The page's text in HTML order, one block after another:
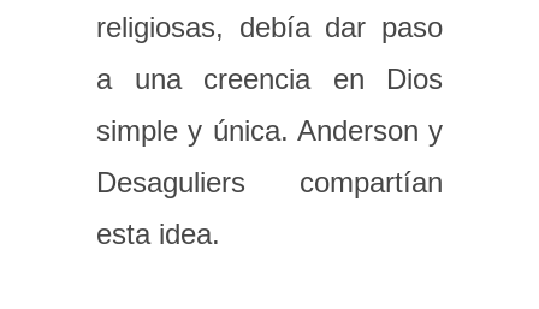
religiosas, debía dar paso
a una creencia en Dios
simple y única. Anderson y
Desaguliers compartían
esta idea.